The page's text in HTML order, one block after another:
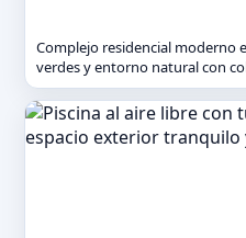
Complejo residencial moderno
verdes y entorno natural con